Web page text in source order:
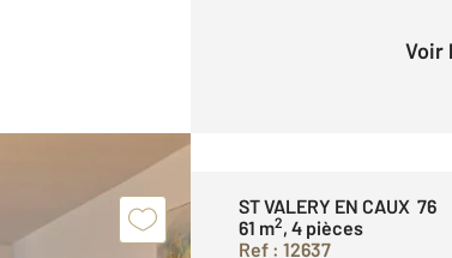
ST VALERY EN CAUX 76
61 m2, 4 pièces
Ref : 12637